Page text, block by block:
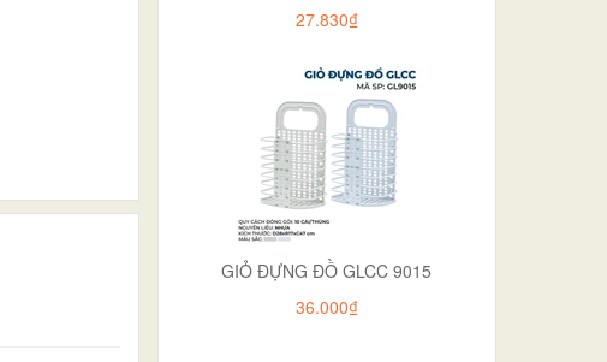
27.830₫
GIỎ ĐỰNG ĐỒ GLCC 9015
36.000₫